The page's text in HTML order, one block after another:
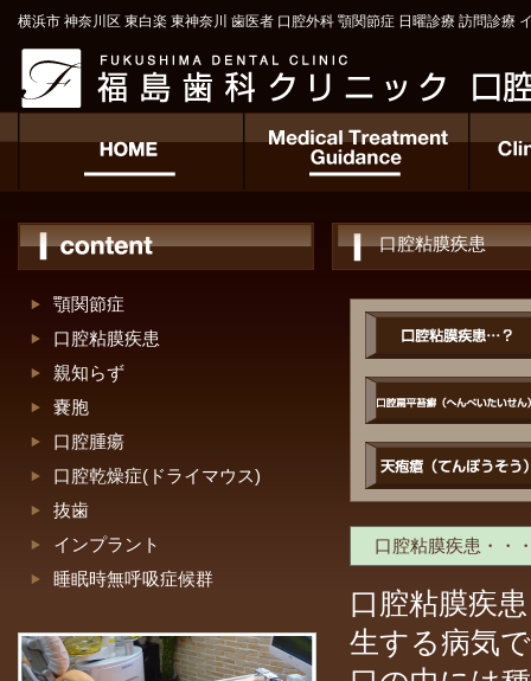
横浜市 神奈川区 東白楽 東神奈川 歯医者 口腔外科 顎関節症 日曜診療 訪問診療
口腔粘膜疾患
口腔粘膜疾患・・
口腔粘膜疾
生する病気
顎関節症
口腔粘膜疾患
親知らず
嚢胞
口腔腫瘍
口腔乾燥症(ドライマウス)
抜歯
インプラント
睡眠時無呼吸症候群